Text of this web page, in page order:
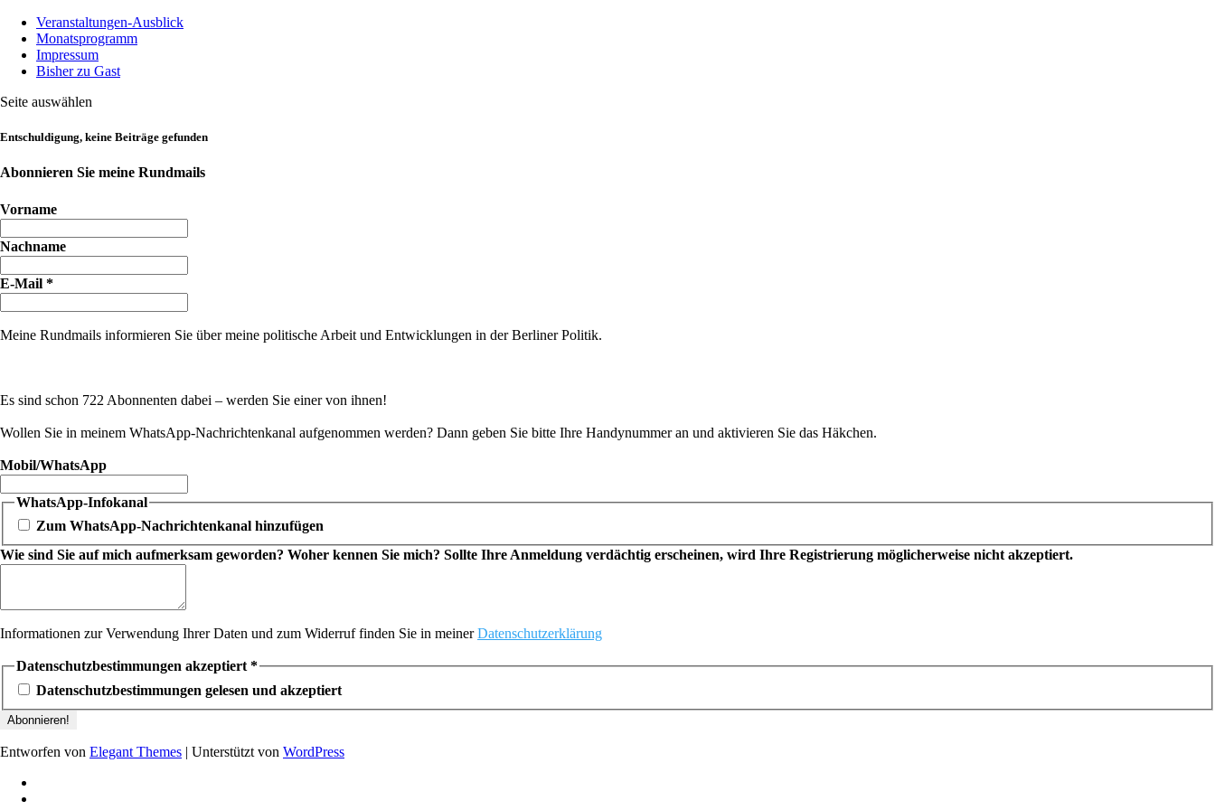
Veranstaltungen-Ausblick
Monatsprogramm
Impressum
Bisher zu Gast
Seite auswählen
Entschuldigung, keine Beiträge gefunden
Abonnieren Sie meine Rundmails
Vorname
Nachname
E-Mail *
Meine Rundmails informieren Sie über meine politische Arbeit und Entwicklungen in der Berliner Politik.
Es sind schon 722 Abonnenten dabei – werden Sie einer von ihnen!
Wollen Sie in meinem WhatsApp-Nachrichtenkanal aufgenommen werden? Dann geben Sie bitte Ihre Handynummer an und aktivieren Sie das Häkchen.
Mobil/WhatsApp
WhatsApp-Infokanal
Zum WhatsApp-Nachrichtenkanal hinzufügen
Wie sind Sie auf mich aufmerksam geworden? Woher kennen Sie mich? Sollte Ihre Anmeldung verdächtig erscheinen, wird Ihre Registrierung möglicherweise nicht akzeptiert.
Informationen zur Verwendung Ihrer Daten und zum Widerruf finden Sie in meinerDatenschutzerklärung
Datenschutzbestimmungen akzeptiert *
Datenschutzbestimmungen gelesen und akzeptiert
Entworfen von Elegant Themes | Unterstützt von WordPress